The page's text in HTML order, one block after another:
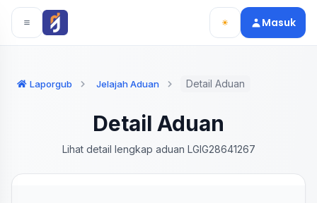
Langsung ke konten utama
Langsung ke navigasi
Masuk
Laporgub Jelajah Aduan Detail Aduan
Detail Aduan
Lihat detail lengkap aduan LGIG28641267